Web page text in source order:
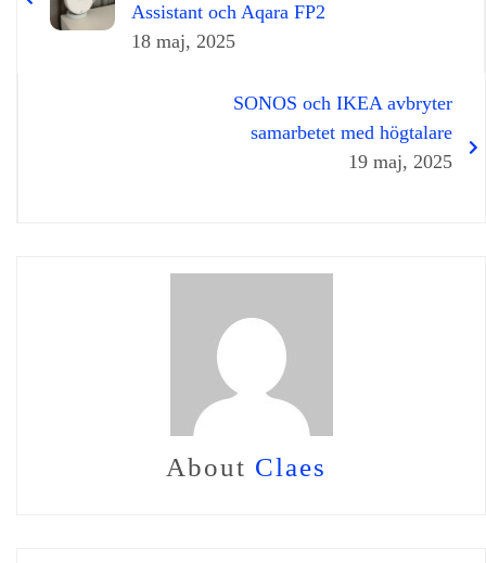
Assistant och Aqara FP2
18 maj, 2025
SONOS och IKEA avbryter
samarbetet med högtalare
19 maj, 2025
About Claes